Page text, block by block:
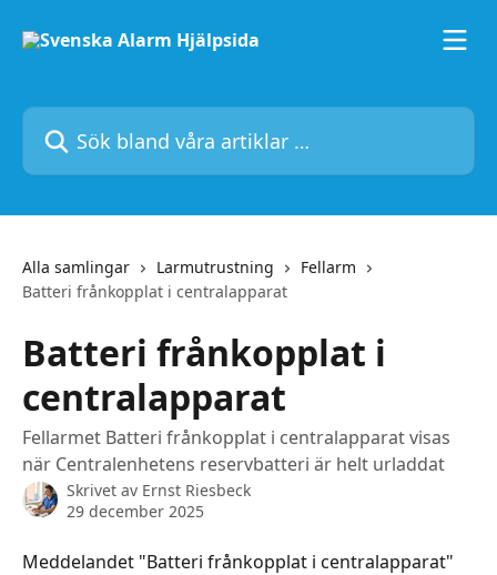
Sök bland våra artiklar …
Alla samlingar Larmutrustning
Fellarm
Batteri frånkopplat i centralapparat
Batteri frånkopplat i
centralapparat
Fellarmet Batteri frånkopplat i centralapparat visas
när Centralenhetens reservbatteri är helt urladdat
Skrivet av Ernst Riesbeck
29 december 2025
Meddelandet "Batteri frånkopplat i centralapparat"